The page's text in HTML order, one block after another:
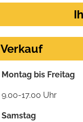
Verkauf
Montag bis Freitag
9.00-17.00 Uhr
Samstag